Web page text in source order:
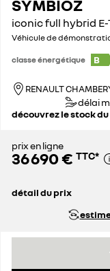
SYMBIOZ
iconic full hybrid E-
Véhicule de
classe énergétique B
RENAULT
délai
découvrez le stock
prix en ligne
36 690 € TTC*
détail du prix
remise